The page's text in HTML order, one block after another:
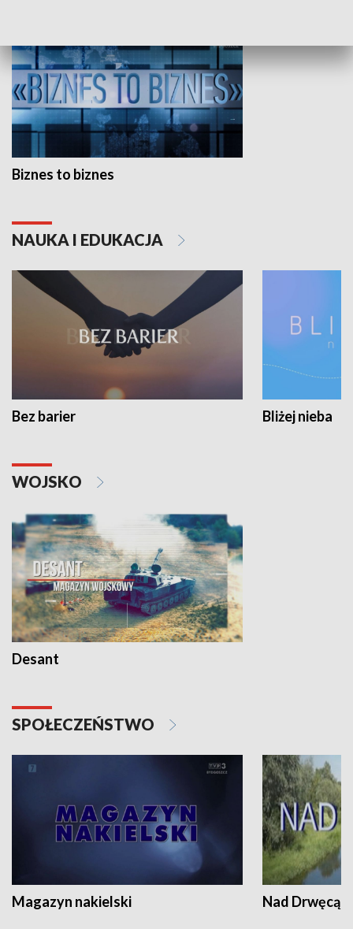
Biznes to biznes
NAUKA I EDUKACJA
Bez barier Bliżej nieba
WOJSKO
Desant
SPOŁECZEŃSTWO
Magazyn nakielski Nad Drwęcą